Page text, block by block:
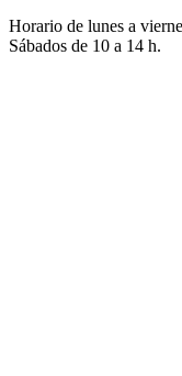
Horario de lunes a
Sábados de 10 a 14 h.